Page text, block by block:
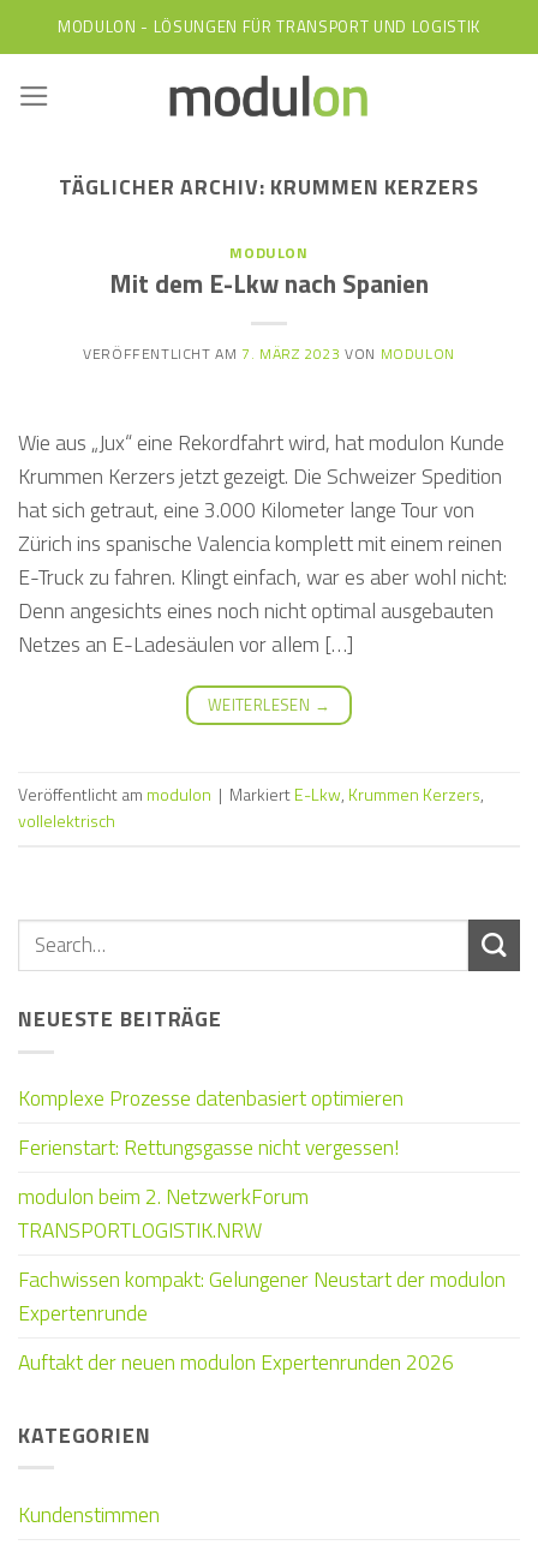
to
content
MODULON - LÖSUNGEN FÜR TRANSPORT UND LOGISTIK
TÄGLICHER ARCHIV: KRUMMEN KERZERS
MODULON
Mit dem E-Lkw nach Spanien
VERÖFFENTLICHT AM 7. MÄRZ 2023 VON MODULON
Wie aus „Jux“ eine Rekordfahrt wird, hat modulon Kunde
Krummen Kerzers jetzt gezeigt. Die Schweizer Spedition
hat sich getraut, eine 3.000 Kilometer lange Tour von
Zürich ins spanische Valencia komplett mit einem reinen
E-Truck zu fahren. Klingt einfach, war es aber wohl nicht:
Denn angesichts eines noch nicht optimal ausgebauten
Netzes an E-Ladesäulen vor allem […]
WEITERLESEN →
Veröffentlicht am modulon | MarkiertE-Lkw, Krummen Kerzers,
vollelektrisch
NEUESTE BEITRÄGE
Komplexe Prozesse datenbasiert optimieren
Ferienstart: Rettungsgasse nicht vergessen!
modulon beim 2. NetzwerkForum
TRANSPORTLOGISTIK.NRW
Fachwissen kompakt: Gelungener Neustart der modulon
Expertenrunde
Auftakt der neuen modulon Expertenrunden 2026
KATEGORIEN
Kundenstimmen